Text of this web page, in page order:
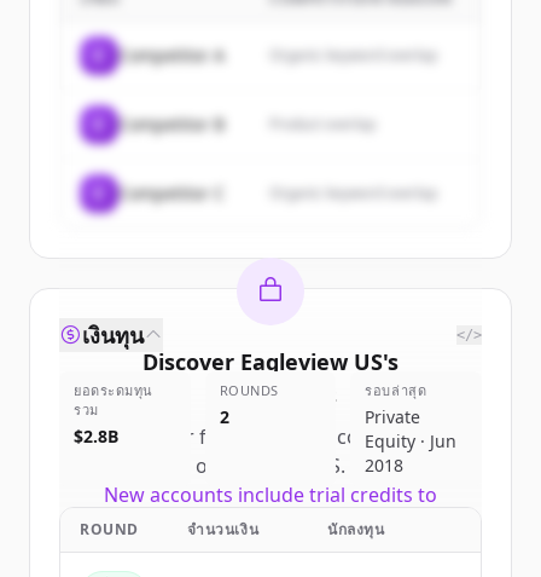
มีบัญชีอยู่แล้วใช่ไหมลงชื่อเข้าใช้
Competitor A Organic keyword overlap
Competitor B
Competitor C Organic keyword overlap
Discover Eagleview US's
competitors
Sign up for free to view all competitors
of
Eagleview US.
New accounts include trial credits to
get started.
เงินทุน </>
ยอดระดมทุน
รวม
$2.8B
ROUNDS
2
รอบล่าสุด
Private
Equity · Jun
2018
ROUND จำนวนเงิน นักลงทุน